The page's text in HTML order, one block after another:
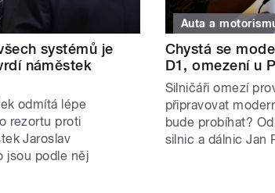
systémů je
náměstek
odmítá lépe
rezortu proti
Jaroslav
jsou podle něj
Auta a
Chystá se
D1, omezení u
Silničáři omezí
připravovat
bude probíhat?
silnic a dálnic Jan